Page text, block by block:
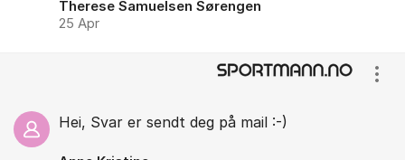
Therese Samuelsen Sørengen
25 Apr
Hei, Svar er sendt deg på mail :-)
Vis/